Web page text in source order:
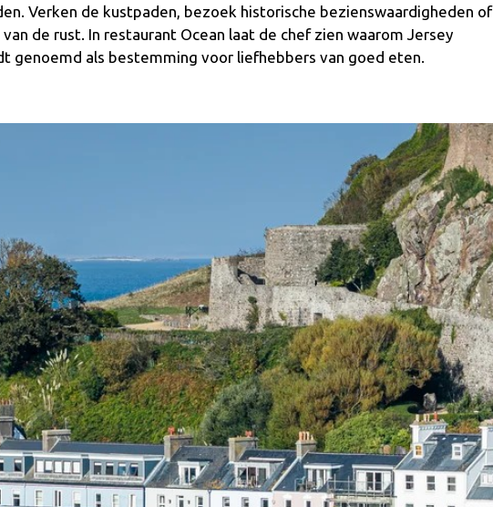
Verken de kustpaden, bezoek historische bezienswaardigheden of
de rust. In restaurant Ocean laat de chef zien waarom Jersey
genoemd als bestemming voor liefhebbers van goed eten.